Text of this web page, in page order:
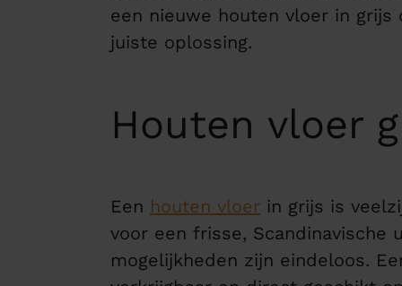
een nieuwe houten vloer in
juiste oplossing.
Houten vloer
Een houten vloer in grijs is
voor een frisse,
mogelijkheden zijn eindeloos.